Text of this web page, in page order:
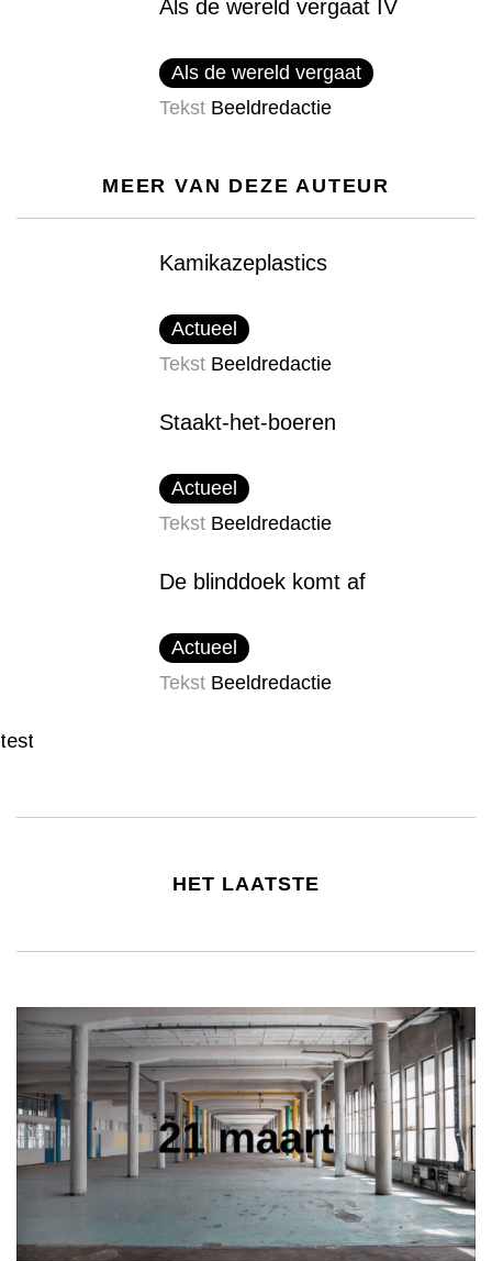
Als de wereld vergaat IV
Als de wereld vergaat
Tekst Beeldredactie
MEER VAN DEZE AUTEUR
Kamikazeplastics
Actueel
Tekst Beeldredactie
Staakt-het-boeren
Actueel
Tekst Beeldredactie
De blinddoek komt af
Actueel
Tekst Beeldredactie
test
HET LAATSTE